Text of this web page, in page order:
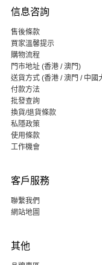
信息咨詢
售後條款
買家溫馨提示
購物流程
門市地址 (香港 / 澳門)
送貨方式 (香港 / 澳門 / 中國
付款方法
批發查詢
換貨/退貨條款
私隱政策
使用條款
工作機會
客戶服務
聯繫我們
網站地圖
其他